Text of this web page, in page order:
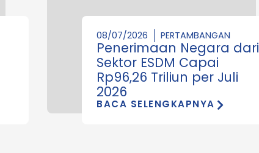
08/07/2026 PERTAMBANGAN
Penerimaan Negara dari
Sektor ESDM Capai
Rp96,26 Triliun per Juli
2026
BACA SELENGKAPNYA